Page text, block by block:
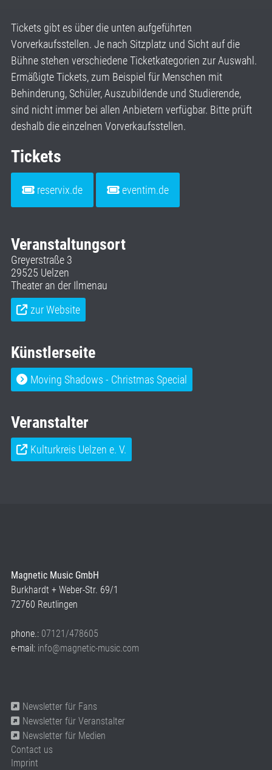
Tickets gibt es über die unten aufgeführten
Vorverkaufsstellen. Je nach Sitzplatz und Sicht auf die
Bühne stehen verschiedene Ticketkategorien zur Auswahl.
Ermäßigte Tickets, zum Beispiel für Menschen mit
Behinderung, Schüler, Auszubildende und Studierende,
sind nicht immer bei allen Anbietern verfügbar. Bitte prüft
deshalb die einzelnen Vorverkaufsstellen.
Tickets
reservix.de eventim.de
Veranstaltungsort
Greyerstraße 3
29525 Uelzen
Theater an der Ilmenau
zur Website
Künstlerseite
Moving Shadows - Christmas Special
Veranstalter
Kulturkreis Uelzen e. V.
Magnetic Music GmbH
Burkhardt + Weber-Str. 69/1
72760 Reutlingen
phone.: 07121/478605
e-mail: info@magnetic-music.com
Newsletter für Fans
Newsletter für Veranstalter
Newsletter für Medien
Contact us
Imprint